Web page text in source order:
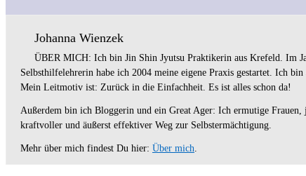
Johanna Wienzek
ÜBER MICH: Ich bin Jin Shin Jyutsu Praktikerin aus Krefeld. Im
Selbsthilfelehrerin habe ich 2004 meine eigene Praxis gestartet. Ich
Mein Leitmotiv ist: Zurück in die Einfachheit. Es ist alles schon da!
Außerdem bin ich Bloggerin und ein Great Ager: Ich ermutige
kraftvoller und äußerst effektiver Weg zur Selbstermächtigung.
Mehr über mich findest Du hier: Über mich.